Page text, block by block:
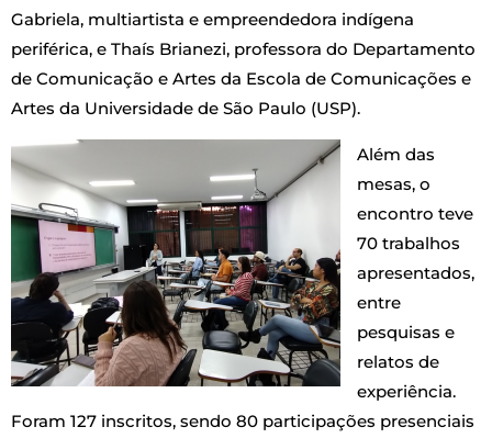
Gabriela, multiartista e empreendedora indígena
periférica, e Thaís Brianezi, professora do Departamento
de Comunicação e Artes da Escola de Comunicações e
Artes da Universidade de São Paulo (USP).
Além das
mesas, o
encontro teve
70 trabalhos
apresentados,
entre
pesquisas e
relatos de
experiência.
Foram 127 inscritos, sendo 80 participações presenciais